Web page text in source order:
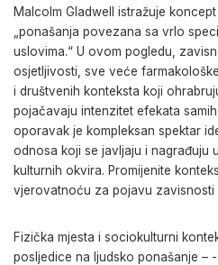
Malcolm Gladwell istražuje
„ponašanja povezana sa vrlo
uslovima.“ U ovom pogledu,
osjetljivosti, sve veće
i društvenih konteksta koji
pojačavaju intenzitet efekata
oporavak je kompleksan spektar
odnosa koji se javljaju i nagrađuju
kulturnih okvira. Promijenite
vjerovatnoću za pojavu zavisnosti
Fizička mjesta i sociokulturni
posljedice na ljudsko ponašanje –